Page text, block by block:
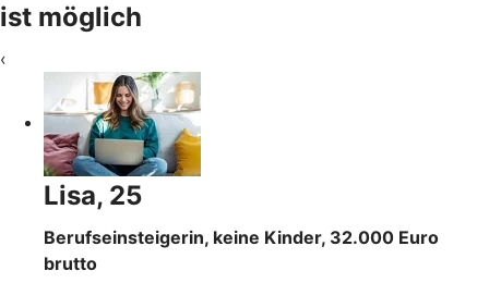
ist möglich
‹
Lisa, 25
Berufseinsteigerin, keine Kinder, 32.000 Euro
brutto